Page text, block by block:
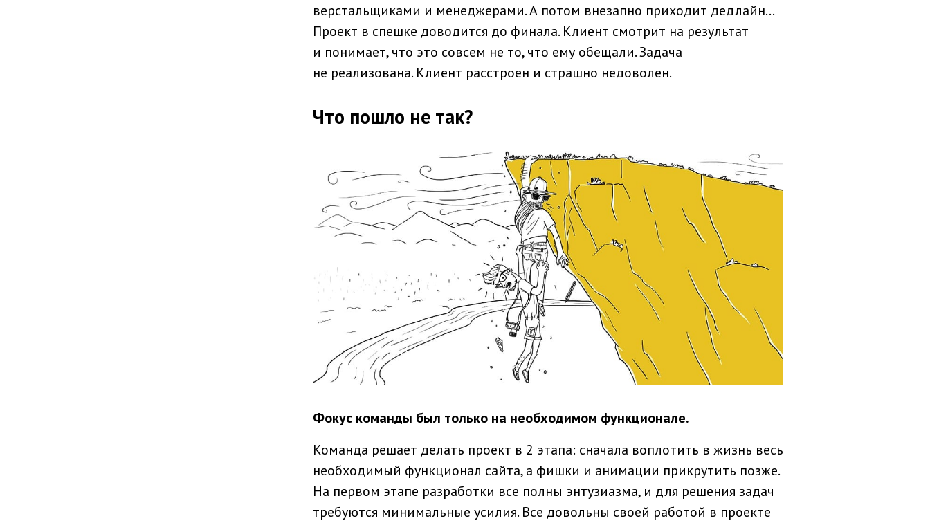
верстальщиками и менеджерами. А потом внезапно приходит дедлайн...
Проект в спешке доводится до финала. Клиент смотрит на результат
и понимает, что это совсем не то, что ему обещали. Задача
не реализована. Клиент расстроен и страшно недоволен.
Что пошло не так?
Фокус команды был только на необходимом функционале.
Команда решает делать проект в 2 этапа: сначала воплотить в жизнь весь
необходимый функционал сайта, а фишки и анимации прикрутить позже.
На первом этапе разработки все полны энтузиазма, и для решения задач
требуются минимальные усилия. Все довольны своей работой в проекте